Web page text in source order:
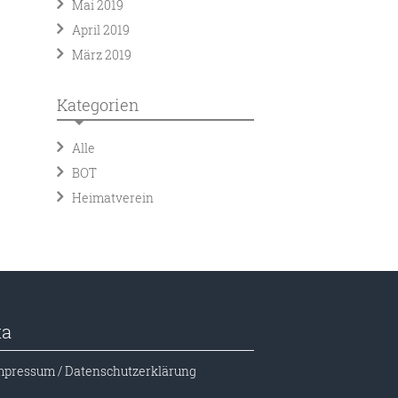
Mai 2019
April 2019
März 2019
Kategorien
Alle
BOT
Heimatverein
/ Datenschutzerklärung